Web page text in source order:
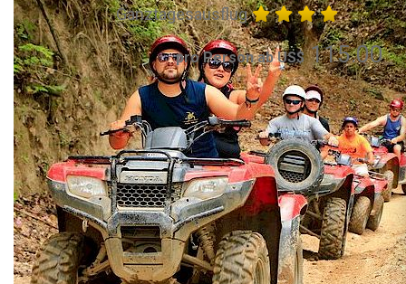
Ganztagesausflug
pro Person ab US$115.00